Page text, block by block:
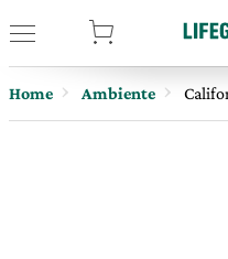
Home Ambiente